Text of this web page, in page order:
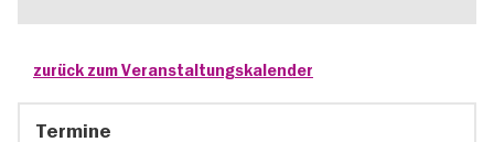
zurück zum Veranstaltungskalender
Termine